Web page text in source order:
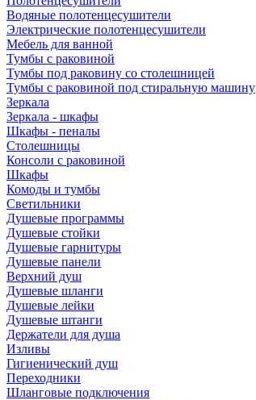
Водяные полотенцесушители
Электрические полотенцесушители
Мебель для ванной
Тумбы с раковиной
Тумбы под раковину со столешницей
Тумбы с раковиной под стиральную машину
Зеркала
Зеркала - шкафы
Шкафы - пеналы
Столешницы
Консоли с раковиной
Шкафы
Комоды и тумбы
Светильники
Душевые программы
Душевые стойки
Душевые гарнитуры
Душевые панели
Верхний душ
Душевые шланги
Душевые лейки
Душевые штанги
Держатели для душа
Изливы
Гигиенический душ
Переходники
Шланговые подключения